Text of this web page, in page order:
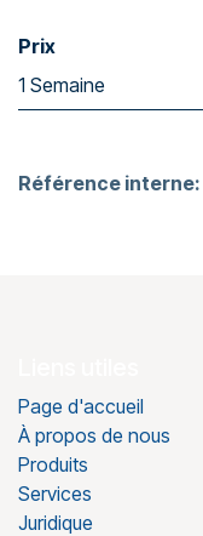
Prix
1 Semaine
Référence interne:
Page d'accueil
À propos de nous
Produits
Services
Juridique